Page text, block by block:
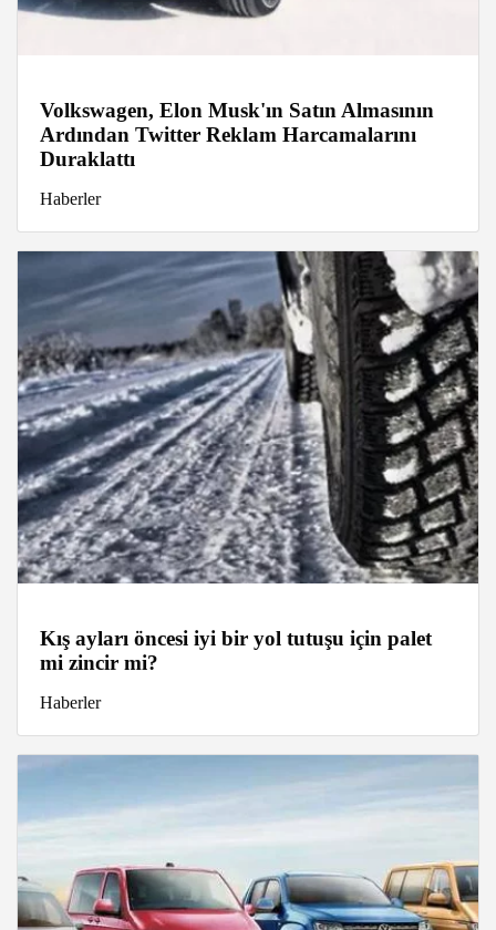
Volkswagen, Elon Musk'ın Satın Almasının
Ardından Twitter Reklam Harcamalarını
Duraklattı
Haberler
Kış ayları öncesi iyi bir yol tutuşu için palet
mi zincir mi?
Haberler